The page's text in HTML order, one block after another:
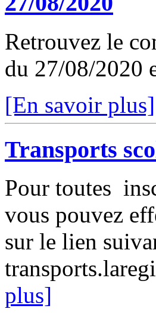
Retrouvez le
du 27/08/2020
[En savoir plus]
Transports
Pour toutes
vous pouvez
sur le lien
plus]